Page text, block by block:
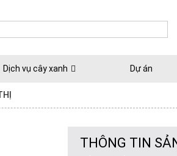
Dịch vụ cây xanh Dự án
THÔNG TIN